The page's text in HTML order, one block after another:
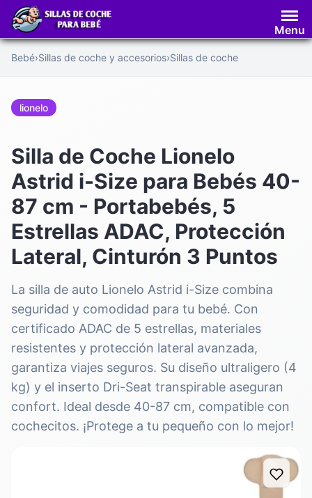
Saltar
contenido
Menu
Bebé›Sillas de coche y accesorios›Sillas de coche
lionelo
Silla de Coche Lionelo
Astrid i-Size para Bebés 40-
87 cm - Portabebés, 5
Estrellas ADAC, Protección
Lateral, Cinturón 3 Puntos
La silla de auto Lionelo Astrid i-Size combina
seguridad y comodidad para tu bebé. Con
certificado ADAC de 5 estrellas, materiales
resistentes y protección lateral avanzada,
garantiza viajes seguros. Su diseño ultraligero (4
kg) y el inserto Dri-Seat transpirable aseguran
confort. Ideal desde 40-87 cm, compatible con
cochecitos. ¡Protege a tu pequeño con lo mejor!